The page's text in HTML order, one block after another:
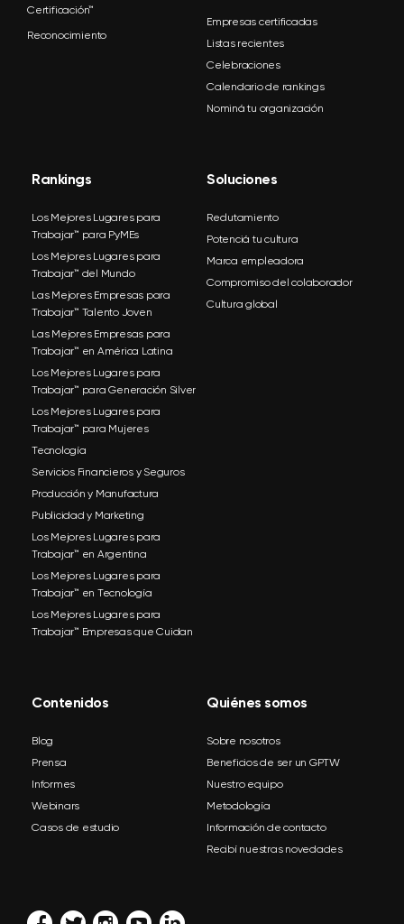
Certificación™
Reconocimiento
Empresas certificadas
Listas recientes
Celebraciones
Calendario de rankings
Nominá tu organización
Rankings
Los Mejores Lugares para
Trabajar™ para PyMEs
Los Mejores Lugares para
Trabajar™ del Mundo
Las Mejores Empresas para
Trabajar™ Talento Joven
Las Mejores Empresas para
Trabajar™ en América Latina
Los Mejores Lugares para
Trabajar™ para Generación Silver
Los Mejores Lugares para
Trabajar™ para Mujeres
Tecnología
Servicios Financieros y Seguros
Producción y Manufactura
Publicidad y Marketing
Los Mejores Lugares para
Trabajar™ en Argentina
Los Mejores Lugares para
Trabajar™ en Tecnología
Los Mejores Lugares para
Trabajar™ Empresas que Cuidan
Soluciones
Reclutamiento
Potenciá tu cultura
Marca empleadora
Compromiso del colaborador
Cultura global
Contenidos
Blog
Prensa
Informes
Webinars
Casos de estudio
Quiénes somos
Sobre nosotros
Beneficios de ser un GPTW
Nuestro equipo
Metodología
Información de contacto
Recibí nuestras novedades